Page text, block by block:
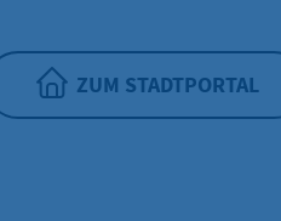
ZUM STADTPORTAL